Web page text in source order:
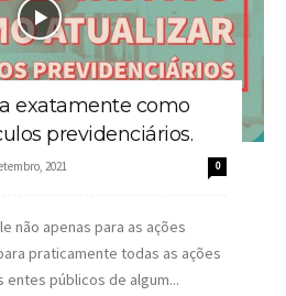
exatamente como
previdenciários.
2021 0
não apenas para as ações
praticamente todas as ações
entes públicos de algum...